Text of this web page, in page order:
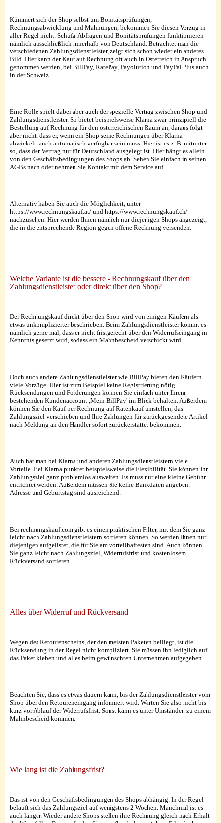
Kümmert sich der Shop selbst um Bonitätsprüfungen,
Rechnungsabwicklung und Mahnungen, bekommen Sie diesen Vorzug in
aller Regel nicht. Schufa-Abfragen und Bonitätsprüfungen funktionieren
nämlich ausschließlich innerhalb von Deutschland. Betrachtet man die
verschiedenen Zahlungsdienstleister, zeigt sich schon wieder ein anderes
Bild. Hier kann der Kauf auf Rechnung oft auch in Österreich in Anspruch
genommen werden, bei BillPay, RatePay, Payolution und PayPal Plus auch
in der Schweiz.
Eine Rolle spielt dabei aber auch der spezielle Vertrag zwischen Shop und
Zahlungsdienstleister. So bietet beispielsweise Klarna zwar prinzipiell die
Bestellung auf Rechnung für den österreichischen Raum an, daraus folgt
aber nicht, dass er, wenn ein Shop seine Rechnungen über Klarna
abwickelt, auch automatisch verfügbar sein muss. Hier ist es z. B. mitunter
so, dass der Vertrag nur für Deutschland ausgelegt ist. Hier hängt es allein
von den Geschäftsbedingungen des Shops ab. Sehen Sie einfach in seinen
AGBs nach oder nehmen Sie Kontakt mit dem Service auf.
Alternativ haben Sie auch die Möglichkeit, unter
https://www.rechnungskauf.at/ und https://www.rechnungskauf.ch/
nachzusehen. Hier werden Ihnen nämlich nur diejenigen Shops angezeigt,
die in die entsprechende Region gegen offene Rechnung versenden.
Welche Variante ist die bessere - Rechnungskauf über den
Zahlungsdienstleister oder direkt über den Shop?
Der Rechnungskauf direkt über den Shop wird von einigen Käufern als
etwas unkomplizierter beschrieben. Beim Zahlungsdienstleister kommt es
nämlich gerne mal, dass er nicht fristgerecht über den Widerrufseingang in
Kenntnis gesetzt wird, sodass ein Mahnbescheid verschickt wird.
Doch auch andere Zahlungsdienstleister wie BillPay bieten den Käufern
viele Vorzüge. Hier ist zum Beispiel keine Registrierung nötig.
Rücksendungen und Forderungen können Sie einfach unter Ihrem
bestehenden Kundenaccount ,Mein BillPay' im Blick behalten. Außerdem
können Sie den Kauf per Rechnung auf Ratenkauf umstellen, das
Zahlungsziel verschieben und Ihre Zahlungen für zurückgesendete Artikel
nach Meldung an den Händler sofort zurückerstattet bekommen.
Auch hat man bei Klarna und anderen Zahlungsdienstleistern viele
Vorteile. Bei Klarna punktet beispielsweise die Flexibilität. Sie können Ihr
Zahlungsziel ganz problemlos ausweiten. Es muss nur eine kleine Gebühr
entrichtet werden. Außerdem müssen Sie keine Bankdaten angeben.
Adresse und Geburtstag sind ausreichend.
Bei rechnungskauf.com gibt es einen praktischen Filter, mit dem Sie ganz
leicht nach Zahlungsdienstleistern sortieren können. So werden Ihnen nur
diejenigen aufgelistet, die für Sie am vorteilhaftesten sind. Auch können
Sie ganz leicht nach Zahlungsziel, Widerrufsfrist und kostenlosem
Rückversand sortieren.
Alles über Widerruf und Rückversand
Wegen des Retourenscheins, der den meisten Paketen beiliegt, ist die
Rücksendung in der Regel nicht kompliziert. Sie müssen ihn lediglich auf
das Paket kleben und alles beim gewünschten Unternehmen aufgegeben.
Beachten Sie, dass es etwas dauern kann, bis der Zahlungsdienstleister vom
Shop über den Retoureneingang informiert wird. Warten Sie also nicht bis
kurz vor Ablauf der Widerrufsfrist. Sonst kann es unter Umständen zu einem
Mahnbescheid kommen.
Wie lang ist die Zahlungsfrist?
Das ist von den Geschäftsbedingungen des Shops abhängig. In der Regel
beläuft sich das Zahlungsziel auf wenigstens 2 Wochen. Manchmal ist es
auch länger. Wieder andere Shops stellen ihre Rechnung gleich nach Erhalt